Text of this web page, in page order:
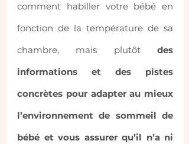
comment habiller votre bébé en
fonction de la température de sa
chambre, mais plutôt des
informations et des pistes
concrètes pour adapter au mieux
l’environnement de sommeil de
bébé et vous assurer qu’il n’a ni